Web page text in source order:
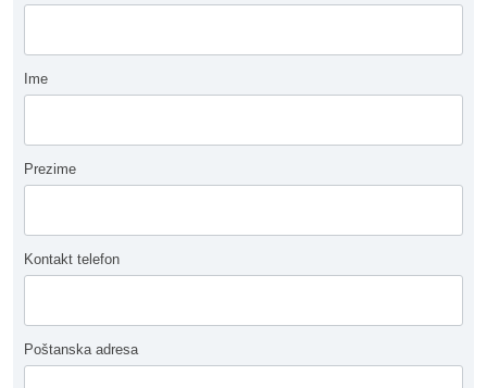
Ime
Prezime
Kontakt telefon
Poštanska adresa